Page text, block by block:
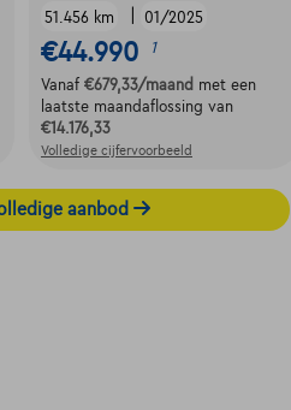
51.456 km 01/2025
€44.990 1
Vanaf €679,33/maand met een
laatste maandaflossing van
€14.176,33
Volledige cijfervoorbeeld
aanbod